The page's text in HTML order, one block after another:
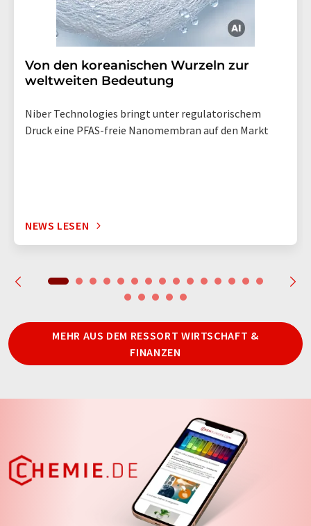
Von den koreanischen Wurzeln zur
weltweiten Bedeutung
Niber Technologies bringt unter regulatorischem
Druck eine PFAS-freie Nanomembran auf den Markt
NEWS LESEN
MEHR AUS DEM RESSORT WIRTSCHAFT &
FINANZEN